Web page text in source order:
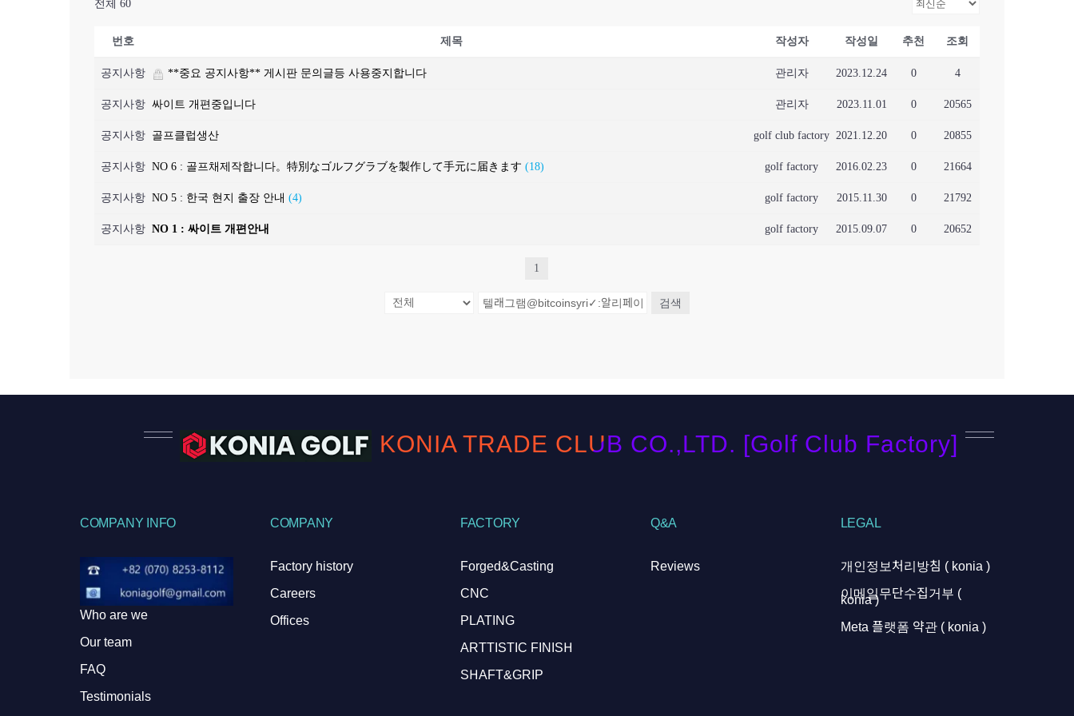
전체 60
번호 제목 작성자 작성일 추천 조회
공지사항 **중요 공지사항** 게시판 문의글등 사용중지합니다 관리자 2023.12.24 0 4
공지사항 싸이트 개편중입니다 관리자 2023.11.01 0 20565
공지사항 골프클럽생산 golf club factory 2021.12.20 0 20855
공지사항 NO 6 : 골프채제작합니다。特別なゴルフグラブを製作して手元に届きます (18) golf factory 2016.02.23 0 21664
공지사항 NO 5 : 한국 현지 출장 안내 (4) golf factory 2015.11.30 0 21792
공지사항 NO 1 : 싸이트 개편안내 golf factory 2015.09.07 0 20652
1
검색
KONIA TRADE CLUB CO.,LTD. [Golf Club Factory]
COMPANY INFO
Who are we
Our team
FAQ
Testimonials
COMPANY
Factory history
Careers
Offices
FACTORY
Forged&Casting
CNC
PLATING
ARTTISTIC FINISH
SHAFT&GRIP
Q&A
Reviews
LEGAL
개인정보처리방침 ( konia )
이메일무단수집거부 (
konia )
Meta 플랫폼 약관 ( konia )